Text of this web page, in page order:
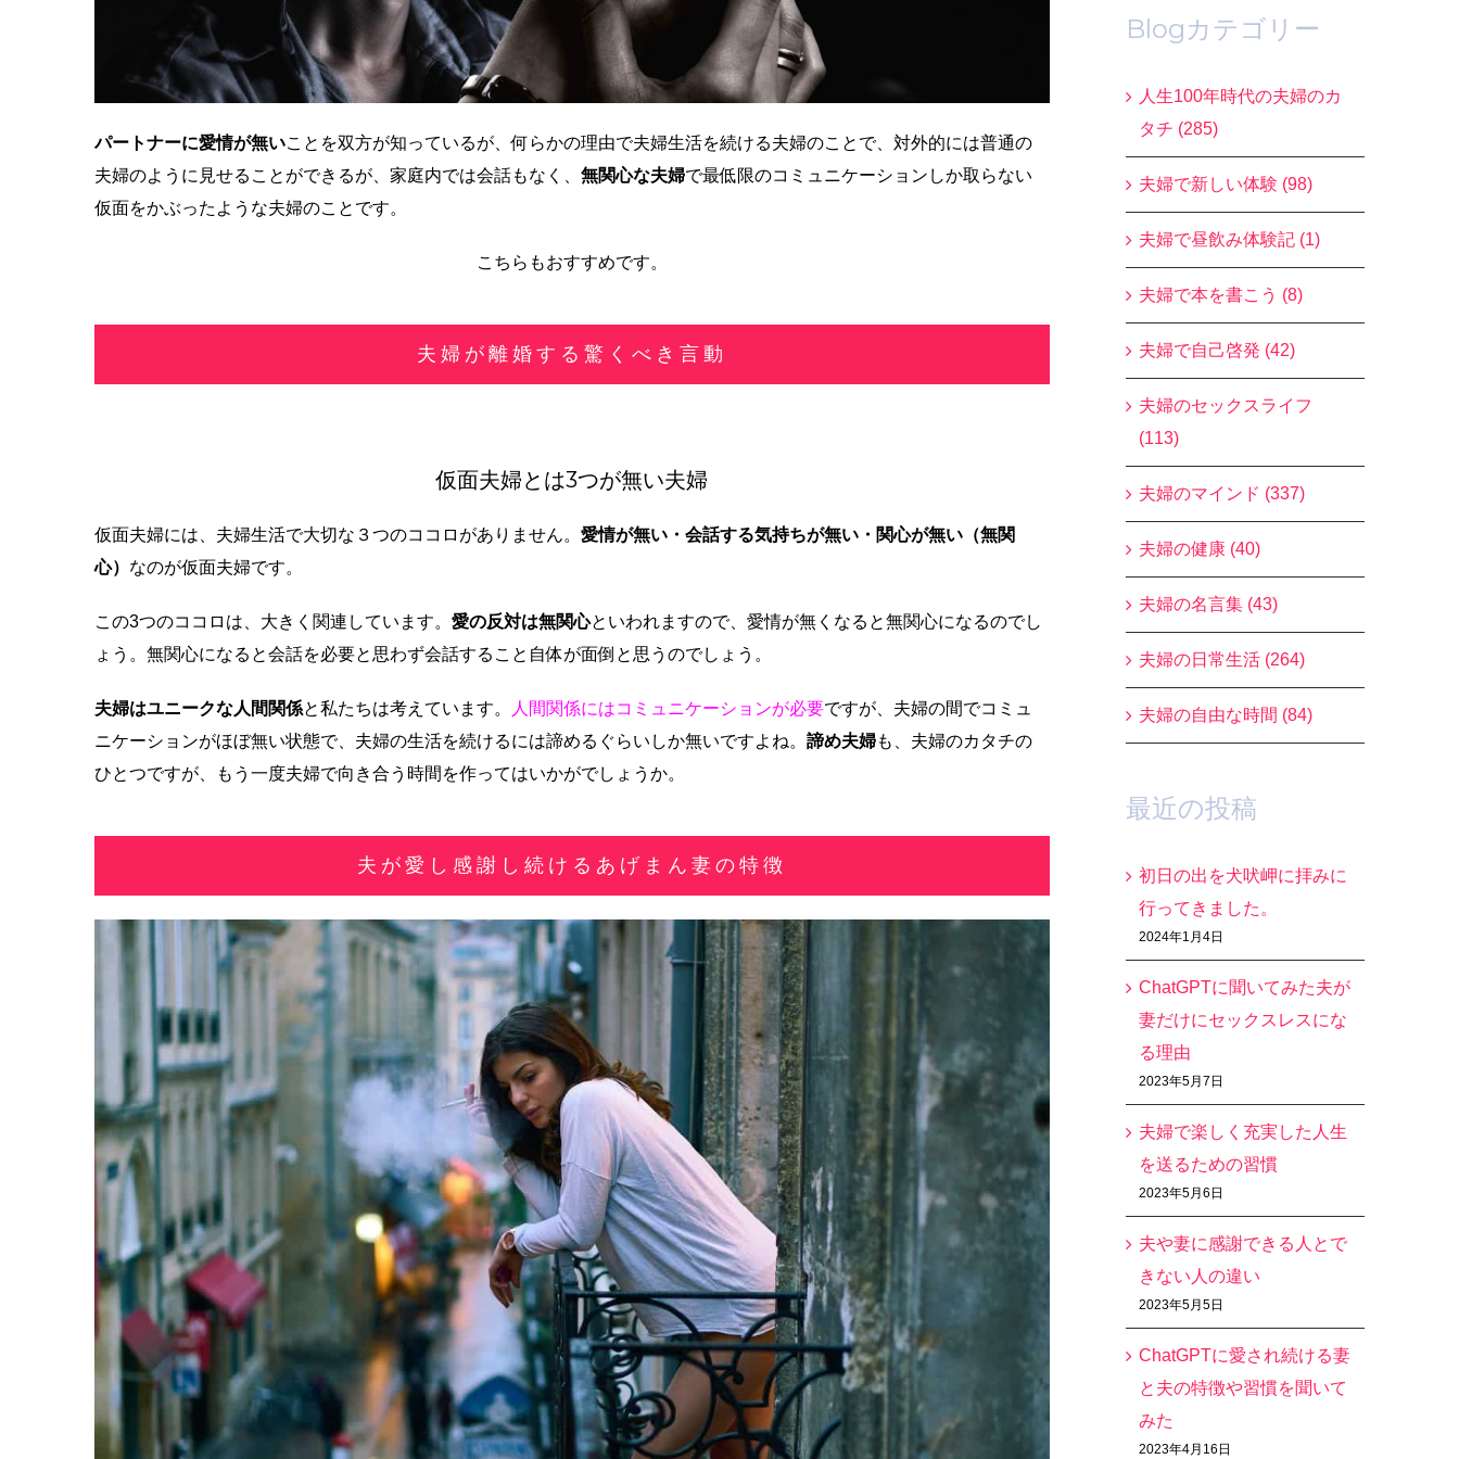
パートナーに愛情が無いことを双方が知っているが、何らかの理由で夫婦生活を続ける夫婦のことで、対外的には普通の
夫婦のように見せることができるが、家庭内では会話もなく、 無関心な夫婦で最低限のコミュニケーションしか取らない
仮面をかぶったような夫婦のことです。
こちらもおすすめです。
夫婦が離婚する驚くべき言動
仮面夫婦とは3つが無い夫婦
仮面夫婦には、夫婦生活で大切な３つのココロがありません。 愛情が無い・会話する気持ちが無い・関心が無い（無関
心） なのが仮面夫婦です。
この3つのココロは、大きく関連しています。 愛の反対は無関心といわれますので、愛情が無くなると無関心になるのでし
ょう。無関心になると会話を必要と思わず会話すること自体が面倒と思うのでしょう。
夫婦はユニークな人間関係と私たちは考えています。 人間関係にはコミュニケーションが必要ですが、夫婦の間でコミュ
ニケーションがほぼ無い状態で、夫婦の生活を続けるには諦めるぐらいしか無いですよね。 諦め夫婦も、夫婦のカタチの
ひとつですが、もう一度夫婦で向き合う時間を作ってはいかがでしょうか。
夫が愛し感謝し続けるあげまん妻の特徴
Blogカテゴリー
人生100年時代の夫婦のカ
タチ (285)
夫婦で新しい体験 (98)
夫婦で昼飲み体験記 (1)
夫婦で本を書こう (8)
夫婦で自己啓発 (42)
夫婦のセックスライフ
(113)
夫婦のマインド (337)
夫婦の健康 (40)
夫婦の名言集 (43)
夫婦の日常生活 (264)
夫婦の自由な時間 (84)
最近の投稿
初日の出を犬吠岬に拝みに
行ってきました。
2024年1月4日
ChatGPTに聞いてみた夫が
妻だけにセックスレスにな
る理由
2023年5月7日
夫婦で楽しく充実した人生
を送るための習慣
2023年5月6日
夫や妻に感謝できる人とで
きない人の違い
2023年5月5日
ChatGPTに愛され続ける妻
と夫の特徴や習慣を聞いて
みた
2023年4月16日